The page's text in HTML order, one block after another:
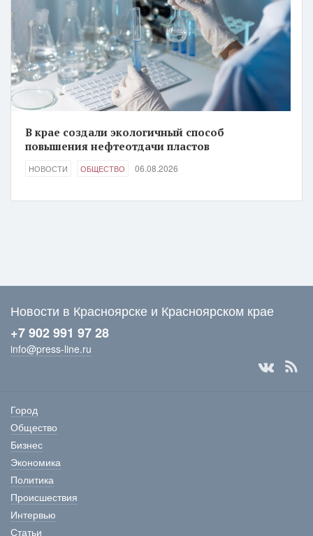
В крае создали экологичный способ
повышения нефтеотдачи пластов
НОВОСТИ ОБЩЕСТВО 06.08.2026
Новости в Красноярске и Красноярском крае
+7 902 991 97 28
info@press-line.ru
Город
Общество
Бизнес
Экономика
Политика
Происшествия
Интервью
Статьи